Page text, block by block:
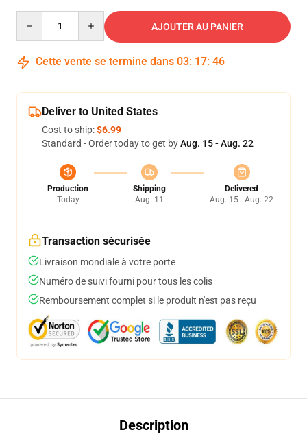
AJOUTER AU PANIER
Cette vente se termine dans 03: 17: 46
Deliver to United States
Cost to ship:$6.99
Standard - Order today to get byAug. 15 - Aug. 22
Production
Today
Shipping
Aug. 11
Delivered
Aug. 15 - Aug. 22
Transaction sécurisée
Livraison mondiale à votre porte
Numéro de suivi fourni pour tous les colis
Remboursement complet si le produit n'est pas reçu
Description